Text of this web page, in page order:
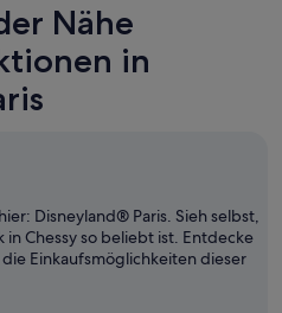
Nähe
in
Disneyland® Paris. Sieh selbst,
Chessy so beliebt ist. Entdecke
Einkaufsmöglichkeiten dieser